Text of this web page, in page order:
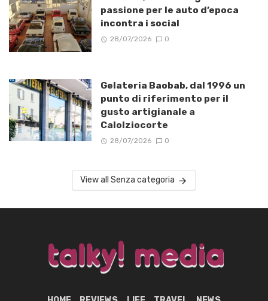
passione per le auto d’epoca
incontra i social
28/07/2026 0
Gelateria Baobab, dal 1996 un
punto di riferimento per il
gusto artigianale a
Calolziocorte
28/07/2026 0
View all Senza categoria